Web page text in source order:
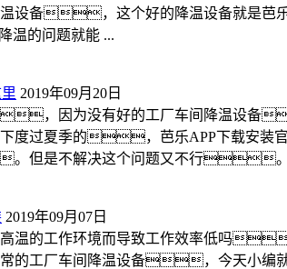
备，这个好的降温设备就是芭
温的问题就能 ...
2019年09月20日
，因为没有好的工厂车间降温设
下度过夏季的，芭乐APP下载安
但是不解决这个问题又不行
2019年09月07日
温的工作环境而导致工作效率低吗
的工厂车间降温设备，今天小编